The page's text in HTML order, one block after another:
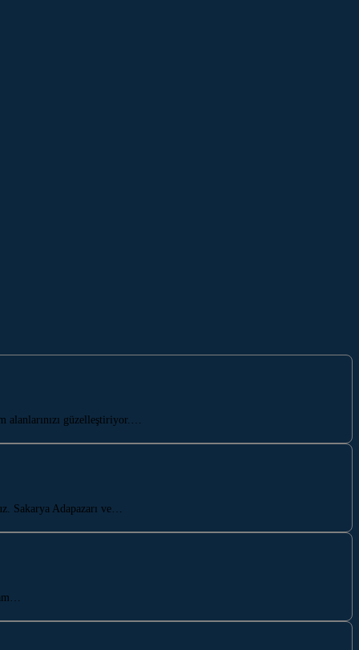
alanlarınızı güzelleştiriyor.…
Sakarya Adapazarı ve…